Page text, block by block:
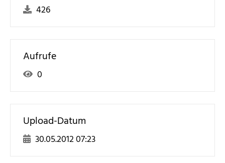
426
Aufrufe
0
Upload-Datum
30.05.2012 07:23